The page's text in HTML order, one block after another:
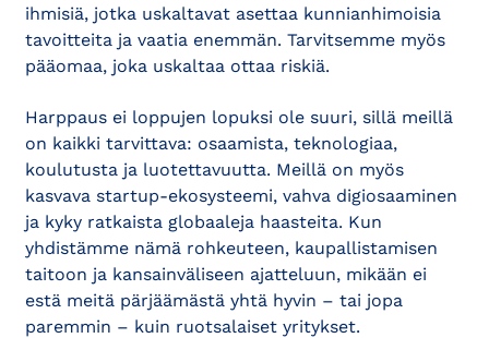
ihmisiä, jotka uskaltavat asettaa kunnianhimoisia
tavoitteita ja vaatia enemmän. Tarvitsemme myös
pääomaa, joka uskaltaa ottaa riskiä.
Harppaus ei loppujen lopuksi ole suuri, sillä meillä
on kaikki tarvittava: osaamista, teknologiaa,
koulutusta ja luotettavuutta. Meillä on myös
kasvava startup-ekosysteemi, vahva digiosaaminen
ja kyky ratkaista globaaleja haasteita. Kun
yhdistämme nämä rohkeuteen, kaupallistamisen
taitoon ja kansainväliseen ajatteluun, mikään ei
estä meitä pärjäämästä yhtä hyvin – tai jopa
paremmin – kuin ruotsalaiset yritykset.